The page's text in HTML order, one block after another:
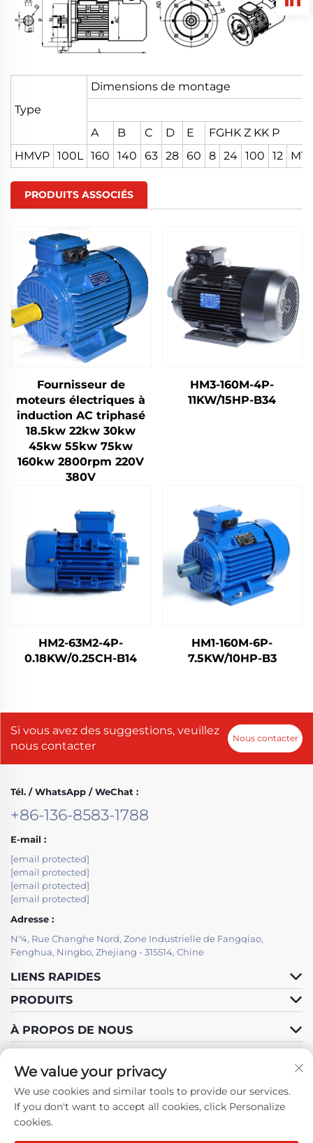
Type
Dimensions de montage
A B C D E
FGHK Z KK P
HMVP 100L 160 140 63 28 60 8 24 100 12
PRODUITS ASSOCIÉS
Fournisseur de
moteurs électriques à
induction AC triphasé
18.5kw 22kw 30kw
45kw 55kw 75kw
160kw 2800rpm 220V
380V
HM3-160M-4P-
11KW/15HP-B34
HM2-63M2-4P-
0.18KW/0.25CH-B14
HM1-160M-6P-
7.5KW/10HP-B3
Si vous avez des suggestions, veuillez
nous contacter
Nous contacter
Tél. / WhatsApp / WeChat :
+86-136-8583-1788
E-mail :
[email protected]
[email protected]
[email protected]
[email protected]
Adresse :
N°4, Rue Changhe Nord, Zone Industrielle de Fangqiao,
Fenghua, Ningbo, Zhejiang - 315514, Chine
LIENS RAPIDES
PRODUITS
À PROPOS DE NOUS
Suivez-nous
We value your privacy
We use cookies and similar tools to provide our services.
If you don't want to accept all cookies, click Personalize
cookies.